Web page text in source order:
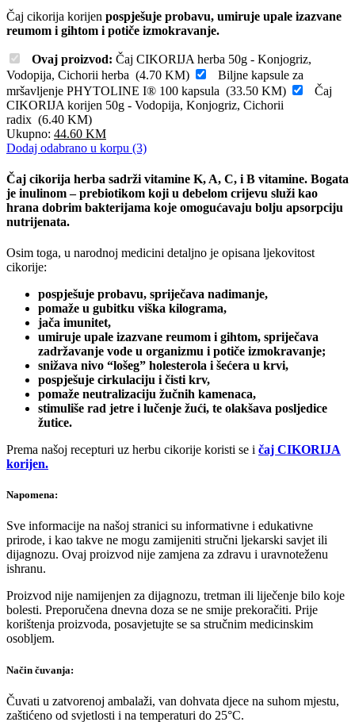
Čaj cikorija korijen pospješuje probavu, umiruje upale izazvane
reumom i gihtom i potiče izmokravanje.
Ovaj proizvod: Čaj CIKORIJA herba 50g - Konjogriz,
Vodopija, Cichorii herba (4.70 KM)
Biljne kapsule za
mršavljenje PHYTOLINE I® 100 kapsula (33.50 KM)
Čaj
CIKORIJA korijen 50g - Vodopija, Konjogriz, Cichorii
radix (6.40 KM)
Ukupno: 44.60 KM
Dodaj odabrano u korpu (3)
Čaj cikorija herba sadrži vitamine K, A, C, i B vitamine. Bogata
je inulinom – prebiotikom koji u debelom crijevu služi kao
hrana dobrim bakterijama koje omogućavaju bolju apsorpciju
nutrijenata.
Osim toga, u narodnoj medicini detaljno je opisana ljekovitost
cikorije:
pospješuje probavu, spriječava nadimanje,
pomaže u gubitku viška kilograma,
jača imunitet,
umiruje upale izazvane reumom i gihtom, spriječava
zadržavanje vode u organizmu i potiče izmokravanje;
snižava nivo “lošeg” holesterola i šećera u krvi,
pospješuje cirkulaciju i čisti krv,
pomaže neutralizaciju žučnih kamenaca,
stimuliše rad jetre i lučenje žući, te olakšava posljedice
žutice.
Prema našoj recepturi uz herbu cikorije koristi se i čaj CIKORIJA
korijen.
Napomena:
Sve informacije na našoj stranici su informativne i edukativne
prirode, i kao takve ne mogu zamijeniti stručni ljekarski savjet ili
dijagnozu. Ovaj proizvod nije zamjena za zdravu i uravnoteženu
ishranu.
Proizvod nije namijenjen za dijagnozu, tretman ili liječenje bilo koje
bolesti. Preporučena dnevna doza se ne smije prekoračiti. Prije
korištenja proizvoda, posavjetujte se sa stručnim medicinskim
osobljem.
Način čuvanja:
Čuvati u zatvorenoj ambalaži, van dohvata djece na suhom mjestu,
zaštićeno od svjetlosti i na temperaturi do 25°C.